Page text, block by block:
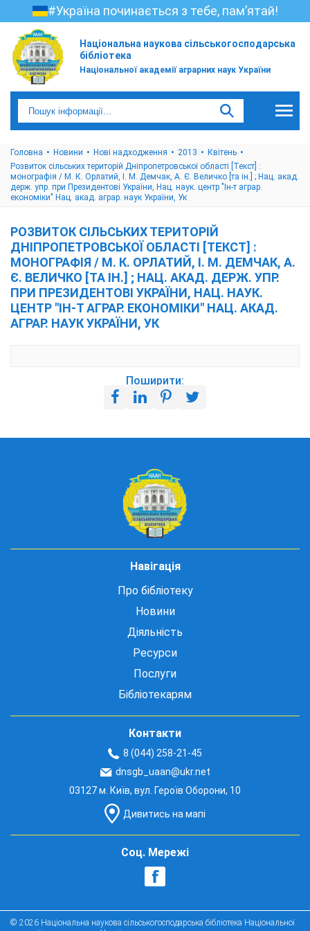
#Україна починається з тебе, пам’ятай!
Національна наукова сільськогосподарська
бібліотека
Національної академії аграрних наук України
Головна Новини Нові надходження 2013
Квітень
Розвиток сільських територій Дніпропетровської області [Текст] :
монографія / М. К. Орлатий, І. М. Демчак, А. Є. Величко [та ін.] ; Нац. акад.
держ. упр. при Президентові України, Нац. наук. центр "Ін-т аграр.
економіки" Нац. акад. аграр. наук України, Ук
РОЗВИТОК СІЛЬСЬКИХ ТЕРИТОРІЙ
ДНІПРОПЕТРОВСЬКОЇ ОБЛАСТІ [ТЕКСТ] :
МОНОГРАФІЯ / М. К. ОРЛАТИЙ, І. М. ДЕМЧАК, А.
Є. ВЕЛИЧКО [ТА ІН.] ; НАЦ. АКАД. ДЕРЖ. УПР.
ПРИ ПРЕЗИДЕНТОВІ УКРАЇНИ, НАЦ. НАУК.
ЦЕНТР "ІН-Т АГРАР. ЕКОНОМІКИ" НАЦ. АКАД.
АГРАР. НАУК УКРАЇНИ, УК
Поширити:
Навігація
Про бібліотеку
Новини
Діяльність
Ресурси
Послуги
Бібліотекарям
Контакти
8 (044) 258-21-45
dnsgb_uaan@ukr.net
03127 м. Київ, вул. Героїв Оборони, 10
Дивитись на мапі
Соц. Мережі
© 2026 Національна наукова сільськогосподарська бібліотека Національної